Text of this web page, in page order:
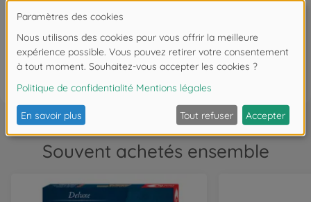
Les avis
FAQ (1)
Souvent achetés ensemble